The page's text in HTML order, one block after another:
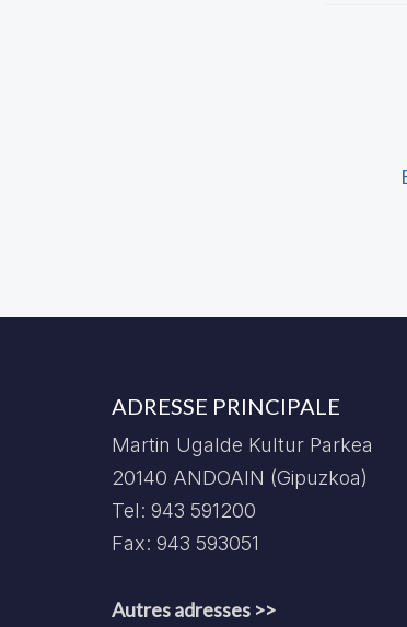
ADRESSE PRINCIPALE
Martin Ugalde Kultur Parkea
20140 ANDOAIN (Gipuzkoa)
Tel: 943 591200
Fax: 943 593051
Autres adresses >>